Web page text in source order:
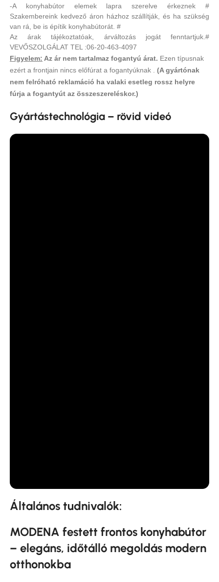
-A konyhabútor elemek lapra szerelve érkeznek #
Szakembereink kedvező áron házhoz szállítják, és ha szükség
van rá, be is építik konyhabútorát. #
Az árak tájékoztatóak, árváltozás jogát fenntartjuk.#
VEVŐSZOLGÁLAT TEL :06-20-463-4097
Figyelem: Az ár nem tartalmaz fogantyú árat. Ezen típusnak
ezért a frontjain nincs előfúrat a fogantyúknak . (A gyártónak
nem felróható reklamáció ha valaki esetleg rossz helyre
fúrja a fogantyút az összeszereléskor.)
Gyártástechnológia – rövid videó
Általános tudnivalók:
MODENA festett frontos konyhabútor
– elegáns, időtálló megoldás modern
otthonokba